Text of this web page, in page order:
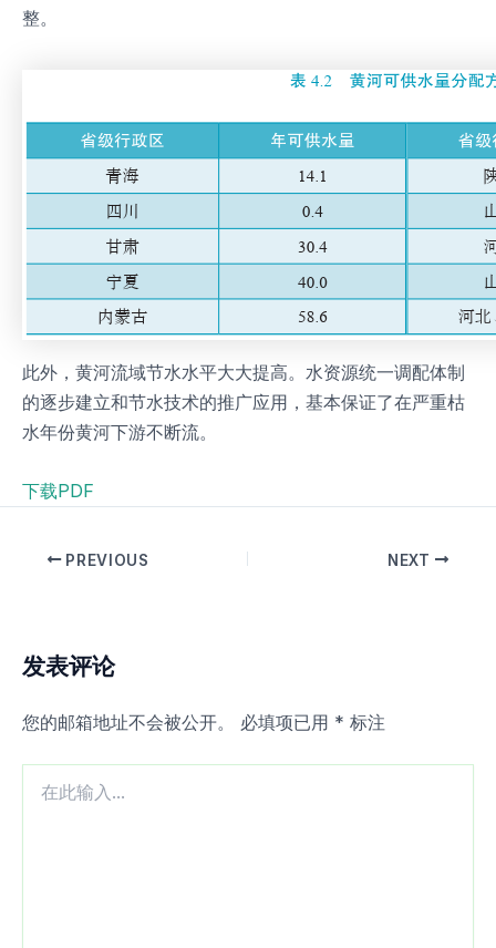
整。
此外，黄河流域节水水平大大提高。水资源统一调配体制
的逐步建立和节水技术的推广应用，基本保证了在严重枯
水年份黄河下游不断流。
下载PDF
PREVIOUS NEXT
发表评论
您的邮箱地址不会被公开。 必填项已用 * 标注